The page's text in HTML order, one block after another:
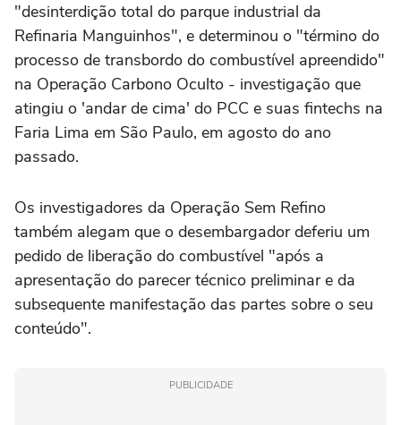
"desinterdição total do parque industrial da
Refinaria Manguinhos", e determinou o "término do
processo de transbordo do combustível apreendido"
na Operação Carbono Oculto - investigação que
atingiu o 'andar de cima' do PCC e suas fintechs na
Faria Lima em São Paulo, em agosto do ano
passado.
Os investigadores da Operação Sem Refino
também alegam que o desembargador deferiu um
pedido de liberação do combustível "após a
apresentação do parecer técnico preliminar e da
subsequente manifestação das partes sobre o seu
conteúdo".
PUBLICIDADE